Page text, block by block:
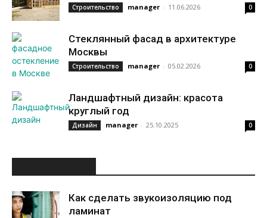
Строительство manager - 11.06.2026 0
Стеклянный фасад в архитектуре
Москвы
Строительство manager - 05.02.2026 0
Ландшафтный дизайн: красота
круглый год
Дизайн manager - 25.10.2025 0
Как сделать звукоизоляцию под
ламинат